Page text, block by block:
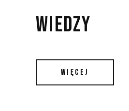
WIEDZY
WIĘCEJ